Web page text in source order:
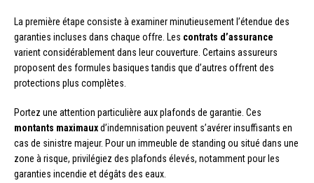
La première étape consiste à examiner minutieusement l’étendue des
garanties incluses dans chaque offre. Les contrats d’assurance
varient considérablement dans leur couverture. Certains assureurs
proposent des formules basiques tandis que d’autres offrent des
protections plus complètes.
Portez une attention particulière aux plafonds de garantie. Ces
montants maximauxd’indemnisation peuvent s’avérer insuffisants en
cas de sinistre majeur. Pour un immeuble de standing ou situé dans une
zone à risque, privilégiez des plafonds élevés, notamment pour les
garanties incendie et dégâts des eaux.